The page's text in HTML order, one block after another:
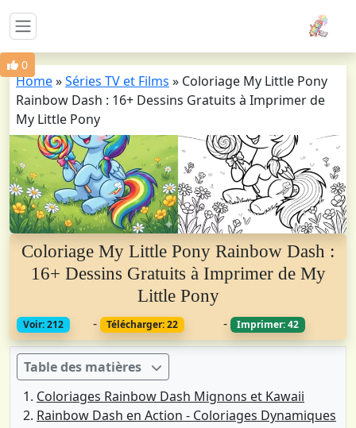
0
Home»Séries TV et Films » Coloriage My Little Pony
Rainbow Dash : 16+ Dessins Gratuits à Imprimer de
My Little Pony
Coloriage My Little Pony Rainbow Dash :
16+ Dessins Gratuits à Imprimer de My
Little Pony
Voir: 212 - Télécharger: 22 - Imprimer: 42
Table des matières
Coloriages Rainbow Dash Mignons et Kawaii
Rainbow Dash en Action - Coloriages Dynamiques